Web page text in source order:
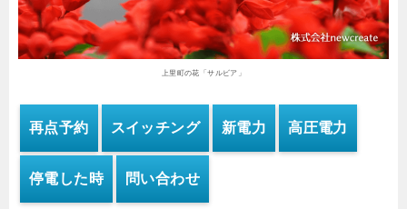
上里町の花「サルビア」
再点予約 スイッチング 新電力 高圧電力
停電した時 問い合わせ